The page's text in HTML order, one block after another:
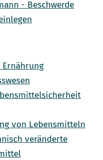
- Beschwerde
von Lebensmitteln
veränderte